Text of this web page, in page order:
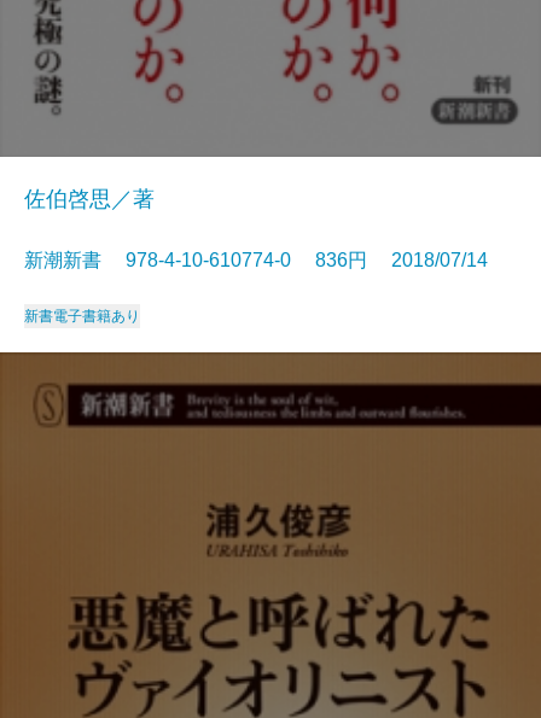
佐伯啓思／著
新潮新書 978-4-10-610774-0 836円 2018/07/14
新書電子書籍あり